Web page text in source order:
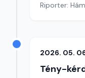
Riporter:
2026. 05.
Tény-